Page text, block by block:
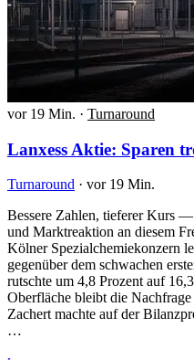
vor 19 Min. · Turnaround
Lanxess Aktie: Sparen
Turnaround · vor 19 Min.
Bessere Zahlen, tieferer Kurs
und Marktreaktion an diesem
Kölner Spezialchemiekonzern
gegenüber dem schwachen
rutschte um 4,8 Prozent auf
Oberfläche bleibt die
Zachert machte auf der
…